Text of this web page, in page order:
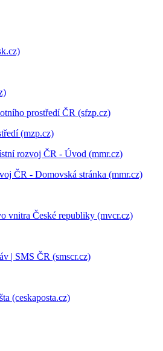
prostředí ČR (sfzp.cz)
(mzp.cz)
rozvoj ČR - Úvod (mmr.cz)
ČR - Domovská stránka (mmr.cz)
vnitra České republiky (mvcr.cz)
| SMS ČR (smscr.cz)
(ceskaposta.cz)